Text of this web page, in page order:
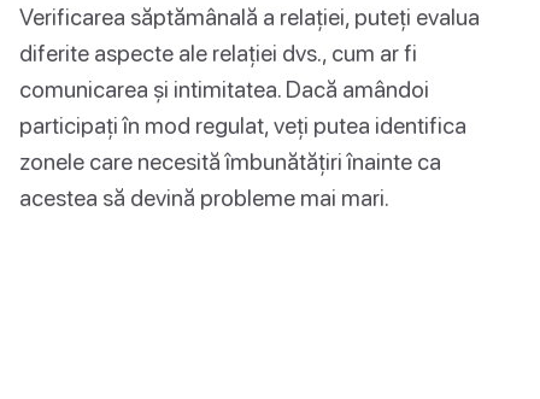
Verificarea săptămânală a relației, puteți evalua
diferite aspecte ale relației dvs., cum ar fi
comunicarea și intimitatea. Dacă amândoi
participați în mod regulat, veți putea identifica
zonele care necesită îmbunătățiri înainte ca
acestea să devină probleme mai mari.